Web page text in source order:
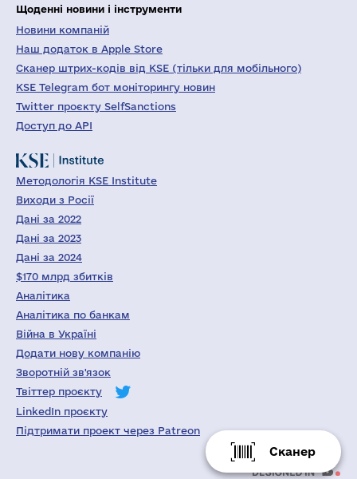
Сканер
Щоденні новини і інструменти
Новини компаній
Наш додаток в Apple Store
Сканер штрих-кодів від KSE (тільки для мобільного)
KSE Telegram бот моніторингу новин
Twitter проєкту SelfSanctions
Доступ до API
Методологія KSE Institute
Виходи з Росії
Дані за 2022
Дані за 2023
Дані за 2024
$170 млрд збитків
Аналітика
Аналітика по банкам
Війна в Україні
Додати нову компанію
Зворотній зв'язок
Твіттер проєкту
LinkedIn проєкту
Підтримати проект через Patreon